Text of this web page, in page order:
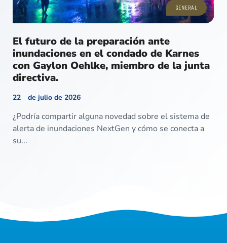
GENERAL
El futuro de la preparación ante
inundaciones en el condado de Karnes
con Gaylon Oehlke, miembro de la junta
directiva.
22 de julio de 2026
¿Podría compartir alguna novedad sobre el sistema de
alerta de inundaciones NextGen y cómo se conecta a
su...